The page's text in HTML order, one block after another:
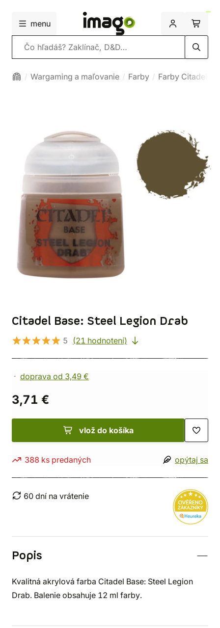
menu
Vyhľadávanie
Wargaming a maľovanie Farby Farby Citadel
Citadel Base: Steel Legion Drab
5 (21 hodnotení)
doprava od 3,49 €
3,71 €
vlož do košíka
388 ks predaných opýtaj sa
60 dní na vrátenie
Popis
Kvalitná akrylová farba Citadel Base: Steel Legion
Drab. Balenie obsahuje 12 ml farby.